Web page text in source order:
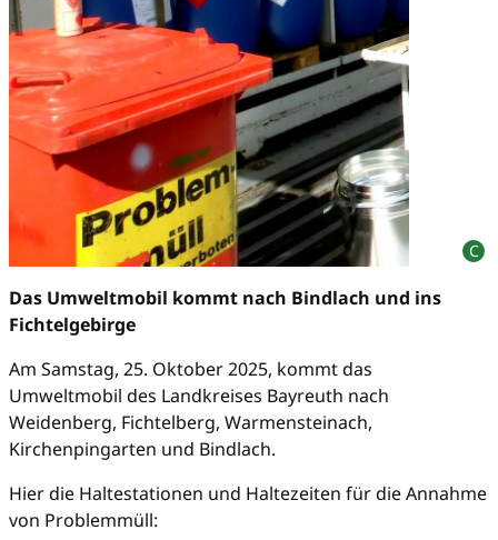
Das Umweltmobil kommt nach Bindlach und ins
Fichtelgebirge
Am Samstag, 25. Oktober 2025, kommt das
Umweltmobil des Landkreises Bayreuth nach
Weidenberg, Fichtelberg, Warmensteinach,
Kirchenpingarten und Bindlach.
Hier die Haltestationen und Haltezeiten für die Annahme
von Problemmüll: